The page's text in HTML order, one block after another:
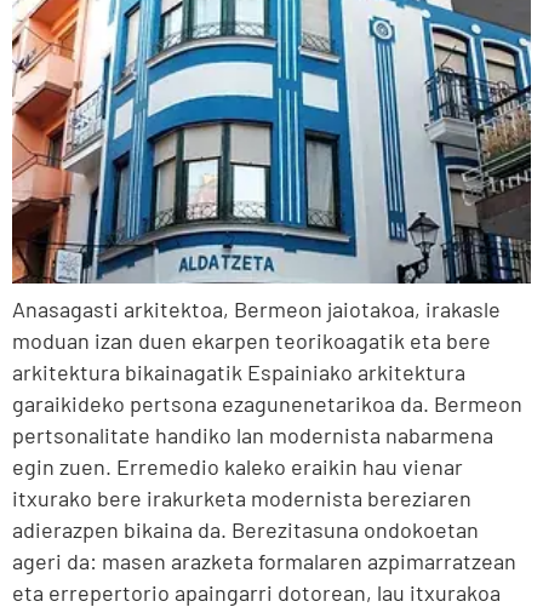
Anasagasti arkitektoa, Bermeon jaiotakoa, irakasle
moduan izan duen ekarpen teorikoagatik eta bere
arkitektura bikainagatik Espainiako arkitektura
garaikideko pertsona ezagunenetarikoa da. Bermeon
pertsonalitate handiko lan modernista nabarmena
egin zuen. Erremedio kaleko eraikin hau vienar
itxurako bere irakurketa modernista bereziaren
adierazpen bikaina da. Berezitasuna ondokoetan
ageri da: masen arazketa formalaren azpimarratzean
eta errepertorio apaingarri dotorean, lau itxurakoa